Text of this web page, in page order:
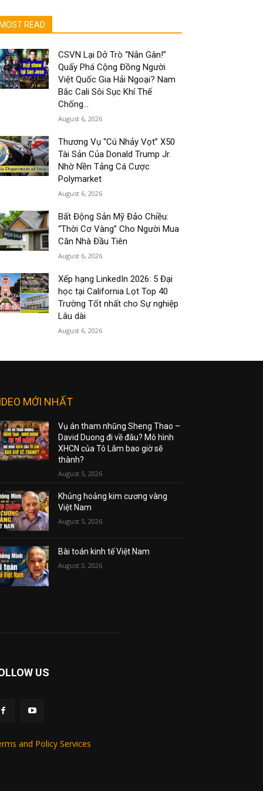
MOST READ
CSVN Lại Dở Trò “Nắn Gân!”
Quấy Phá Cộng Đồng Người
Việt Quốc Gia Hải Ngoại? Nam
Bắc Cali Sôi Sục Khí Thế
Chống...
August 6, 2026
Thương Vụ “Cú Nhảy Vọt” X50
Tài Sản Của Donald Trump Jr.
Nhờ Nền Tảng Cá Cược
Polymarket
August 6, 2026
Bất Động Sản Mỹ Đảo Chiều:
“Thời Cơ Vàng” Cho Người Mua
Căn Nhà Đầu Tiên
August 6, 2026
Xếp hạng LinkedIn 2026: 5 Đại
học tại California Lọt Top 40
Trường Tốt nhất cho Sự nghiệp
Lâu dài
August 6, 2026
MỚI NHẤT
Vụ án tham nhũng Sheng Thao –
David Duong đi về đâu? Mô hình
XHCN của Tô Lâm bao giờ sẽ
thành?
August 5, 2026
Khủng hoảng kim cương vàng
Việt Nam
August 5, 2026
Bài toán kinh tế Việt Nam
August 3, 2026
US
and Policy Services